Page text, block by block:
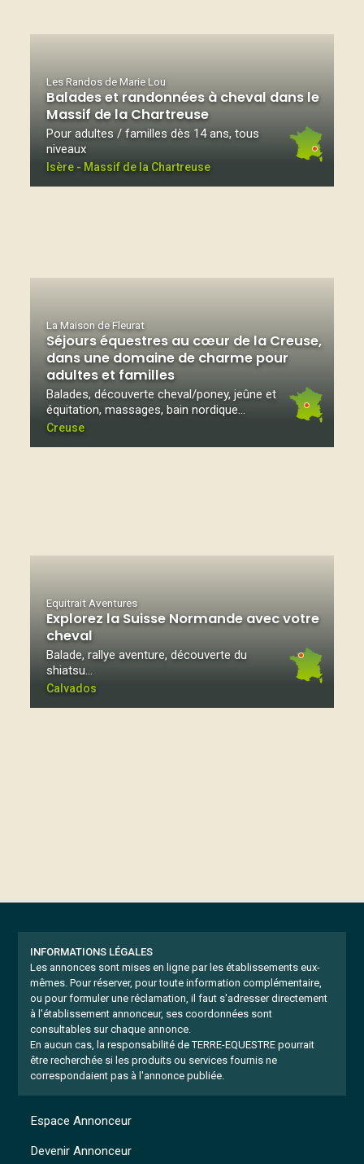
Les Randos de Marie Lou
Balades et randonnées à cheval dans le
Massif de la Chartreuse
Pour adultes / familles dès 14 ans, tous
niveaux
Isère - Massif de la Chartreuse
La Maison de Fleurat
Séjours équestres au cœur de la Creuse,
dans une domaine de charme pour
adultes et familles
Balades, découverte cheval/poney, jeûne et
équitation, massages, bain nordique...
Creuse
Equitrait Aventures
Explorez la Suisse Normande avec votre
cheval
Balade, rallye aventure, découverte du
shiatsu…
Calvados
INFORMATIONS LÉGALES
Les annonces sont mises en ligne par les établissements eux-
mêmes. Pour réserver, pour toute information complémentaire,
ou pour formuler une réclamation, il faut s'adresser directement
à l'établissement annonceur, ses coordonnées sont
consultables sur chaque annonce.
En aucun cas, la responsabilité de TERRE-EQUESTRE pourrait
être recherchée si les produits ou services fournis ne
correspondaient pas à l'annonce publiée.
Espace Annonceur
Devenir Annonceur